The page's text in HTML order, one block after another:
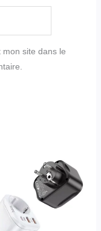
site dans le
produit
a
plusieurs